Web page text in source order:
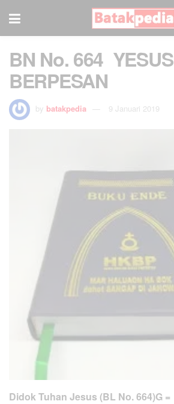
BN No. 664 YESUS
BERPESAN
by batakpedia 9 Januari 2019
Didok Tuhan Jesus (BL No. 664)G =